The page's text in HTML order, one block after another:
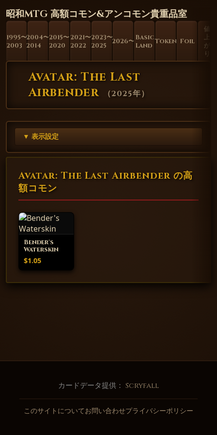
昭和MTG 高額コモン&アンコモン貴重品室
1995〜
2003
2004〜
2014
2015〜
2020
2021〜
2022
2023〜
2025
2026〜 Basic
Land Token Foil
値
上
が
り
Avatar: The Last
Airbender
（2025年）
▼ 表示設定
Avatar: The Last Airbender の高
額コモン
Bender's
Waterskin
$1.05
カードデータ提供： Scryfall
このサイトについてお問い合わせプライバシーポリシー